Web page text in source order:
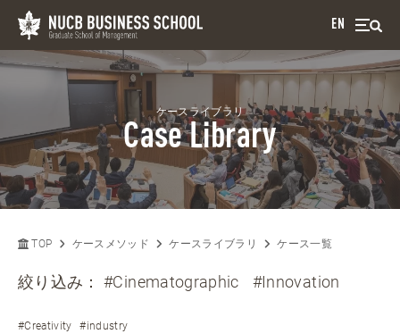
EN
ケースライブラリ
Case Library
TOP ケースメソッド ケースライブラリ ケース一覧
絞り込み：#Cinematographic #Innovation
#Creativity #industry